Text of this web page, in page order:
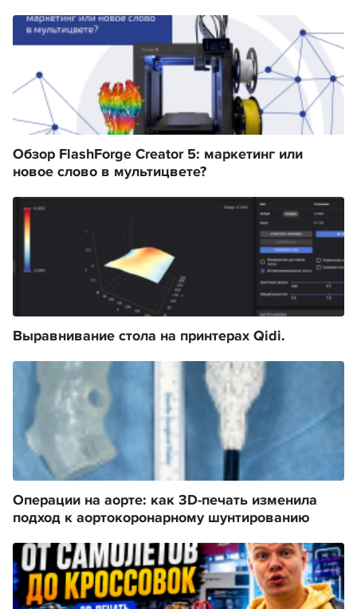
Обзор FlashForge Creator 5: маркетинг или
новое слово в мультицвете?
Выравнивание стола на принтерах Qidi.
Операции на аорте: как 3D-печать изменила
подход к аортокоронарному шунтированию